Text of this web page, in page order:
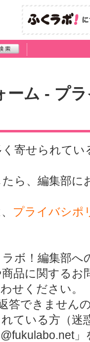
ーム - プ
寄せられてい
ら、編集部
プライバシポ
ボ！編集部へ
品に関する
せください。
答できません
ている方（迷